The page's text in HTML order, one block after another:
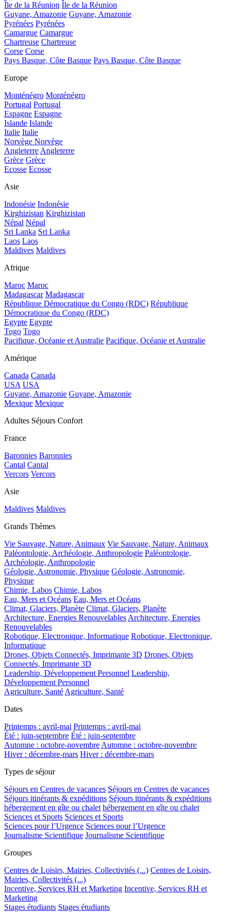
Île de la Réunion Île de la Réunion
Guyane, Amazonie Guyane, Amazonie
Pyrénées Pyrénées
Camargue Camargue
Chartreuse Chartreuse
Corse Corse
Pays Basque, Côte Basque Pays Basque, Côte Basque
Europe
Monténégro Monténégro
Portugal Portugal
Espagne Espagne
Islande Islande
Italie Italie
Norvège Norvège
Angleterre Angleterre
Grèce Grèce
Ecosse Ecosse
Asie
Indonésie Indonésie
Kirghizistan Kirghizistan
Népal Népal
Sri Lanka Sri Lanka
Laos Laos
Maldives Maldives
Afrique
Maroc Maroc
Madagascar Madagascar
République Démocratique du Congo (RDC) République
Démocratique du Congo (RDC)
Egypte Egypte
Togo Togo
Pacifique, Océanie et Australie Pacifique, Océanie et Australie
Amérique
Canada Canada
USA USA
Guyane, Amazonie Guyane, Amazonie
Mexique Mexique
Adultes Séjours Confort
France
Baronnies Baronnies
Cantal Cantal
Vercors Vercors
Asie
Maldives Maldives
Grands Thèmes
Vie Sauvage, Nature, Animaux Vie Sauvage, Nature, Animaux
Paléontologie, Archéologie, Anthropologie Paléontologie,
Archéologie, Anthropologie
Géologie, Astronomie, Physique Géologie, Astronomie,
Physique
Chimie, Labos Chimie, Labos
Eau, Mers et Océans Eau, Mers et Océans
Climat, Glaciers, Planète Climat, Glaciers, Planète
Architecture, Energies Renouvelables Architecture, Energies
Renouvelables
Robotique, Electronique, Informatique Robotique, Electronique,
Informatique
Drones, Objets Connectés, Imprimante 3D Drones, Objets
Connectés, Imprimante 3D
Leadership, Développement Personnel Leadership,
Développement Personnel
Agriculture, Santé Agriculture, Santé
Dates
Printemps : avril-mai Printemps : avril-mai
Été : juin-septembre Été : juin-septembre
Automne : octobre-novembre Automne : octobre-novembre
Hiver : décembre-mars Hiver : décembre-mars
Types de séjour
Séjours en Centres de vacances Séjours en Centres de vacances
Séjours itinérants & expéditions Séjours itinérants & expéditions
hébergement en gîte ou chalet hébergement en gîte ou chalet
Sciences et Sports Sciences et Sports
Sciences pour l’Urgence Sciences pour l’Urgence
Journalisme Scientifique Journalisme Scientifique
Groupes
Centres de Loisirs, Mairies, Collectivités (...) Centres de Loisirs,
Mairies, Collectivités (...)
Incentive, Services RH et Marketing Incentive, Services RH et
Marketing
Stages étudiants Stages étudiants